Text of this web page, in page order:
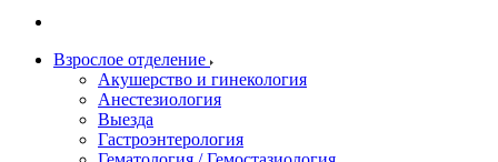
Взрослое отделение
Акушерство и гинекология
Анестезиология
Выезда
Гастроэнтерология